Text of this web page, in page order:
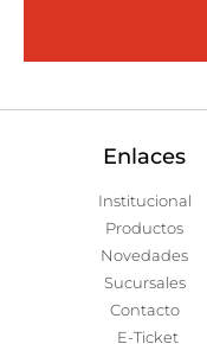
Enlaces
Institucional
Productos
Novedades
Sucursales
Contacto
E-Ticket